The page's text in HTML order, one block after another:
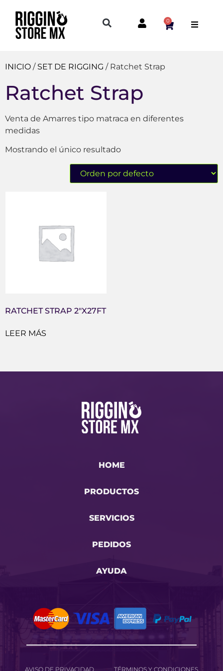
0
INICIO / SET DE RIGGING / Ratchet Strap
Ratchet Strap
Venta de Amarres tipo matraca en diferentes
medidas
Mostrando el único resultado
RATCHET STRAP 2″X27FT
LEER MÁS
HOME
PRODUCTOS
SERVICIOS
PEDIDOS
AYUDA
AVISO DE PRIVACIDAD TÉRMINOS Y CONDICIONES